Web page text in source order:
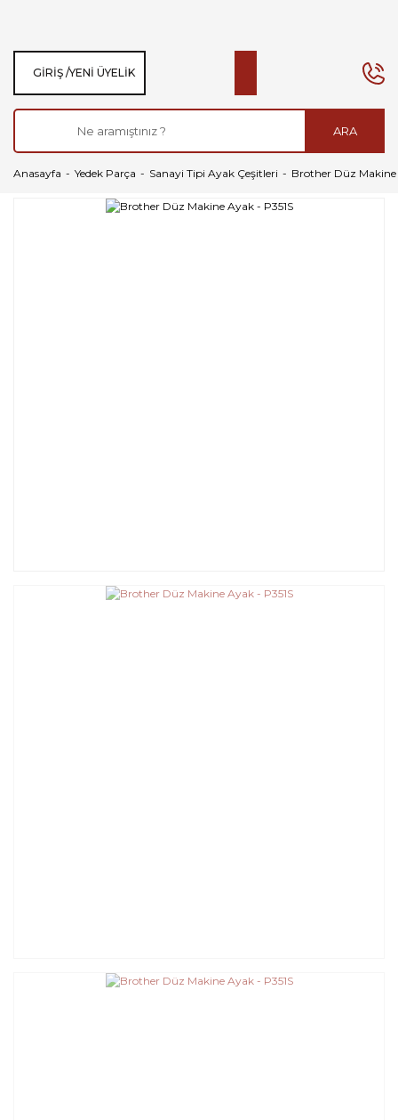
ARA
GIRIŞ /YENI ÜYELIK
Anasayfa Yedek Parça Sanayi Tipi Ayak Çeşitleri Brother Düz Makine